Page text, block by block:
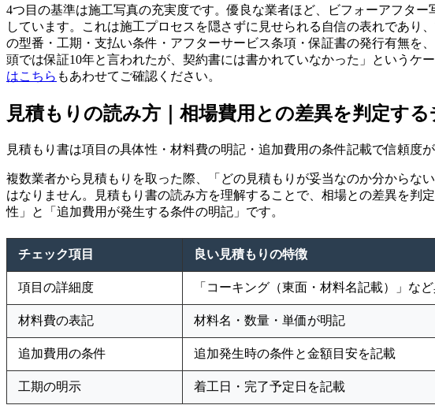
4つ目の基準は施工写真の充実度です。優良な業者ほど、ビフォーアフタ
しています。これは施工プロセスを隠さずに見せられる自信の表れであ
の型番・工期・支払い条件・アフターサービス条項・保証書の発行有無を
頭では保証10年と言われたが、契約書には書かれていなかった」というケ
はこちら もあわせてご確認ください。
見積もりの読み方｜相場費用との差異を判定す
見積もり書は項目の具体性・材料費の明記・追加費用の条件記載で信頼度
複数業者から見積もりを取った際、「どの見積もりが妥当なのか分からな
はなりません。見積もり書の読み方を理解することで、相場との差異を判
性」と「追加費用が発生する条件の明記」です。
チェック項目 良い見積もりの特徴
項目の詳細度 「コーキング（東面・材料名記載）」な
材料費の表記 材料名・数量・単価が明記
追加費用の条件 追加発生時の条件と金額目安を記載
工期の明示 着工日・完了予定日を記載